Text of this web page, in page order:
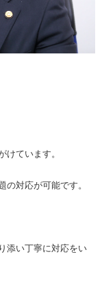
けています。
対応が可能です。
添い丁寧に対応をい